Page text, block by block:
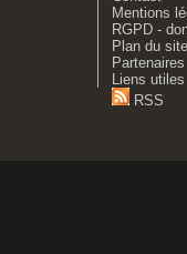
Mentions
RGPD -
Plan du site
Partenaires
Liens utiles
RSS